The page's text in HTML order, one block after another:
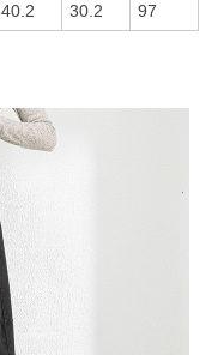
40.2 30.2 97